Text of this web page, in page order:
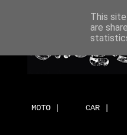
MOTO | CAR |
This
are